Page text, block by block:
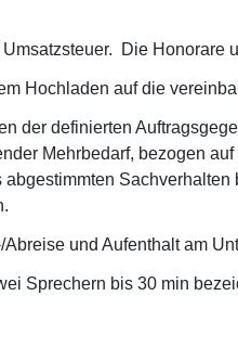
Die
Hochladen auf die
der definierten
Mehrbedarf, bezogen
und Aufenthalt am
Sprechern bis 30 min